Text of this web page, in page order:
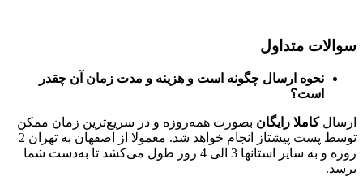
سوالات متداول
نحوه ارسال چگونه است و هزینه و مدت زمان آن چقدر
است؟
ارسالکاملا رایگان بصورت همه‌روزه و در سریع‌ترین زمان ممکن
توسط پست پیشتاز انجام خواهد شد. معمولا از اصفهان به تهران 2
روزه و به سایر استانها 3 الی 4 روز طول می‌کشد تا به‌دست شما
برسد.